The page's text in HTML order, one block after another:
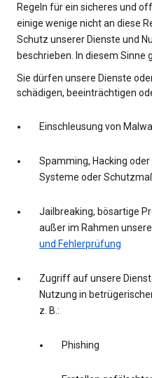
Regeln für ein sicheres und
einige wenige nicht an diese
Schutz unserer Dienste und
beschrieben. In diesem Sinne
Sie dürfen unsere Dienste
schädigen, beeinträchtigen
Einschleusung von
Spamming, Hacking
Systeme oder
Jailbreaking, bösartige
außer im Rahmen
und Fehlerprüfung
Zugriff auf unsere
Nutzung in
z. B.:
Phishing